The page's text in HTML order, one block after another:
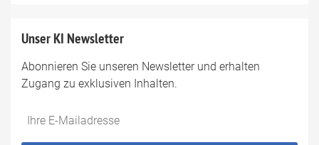
Unser KI Newsletter
Abonnieren Sie unseren Newsletter und erhalten
Zugang zu exklusiven Inhalten.
Do
*Ihre